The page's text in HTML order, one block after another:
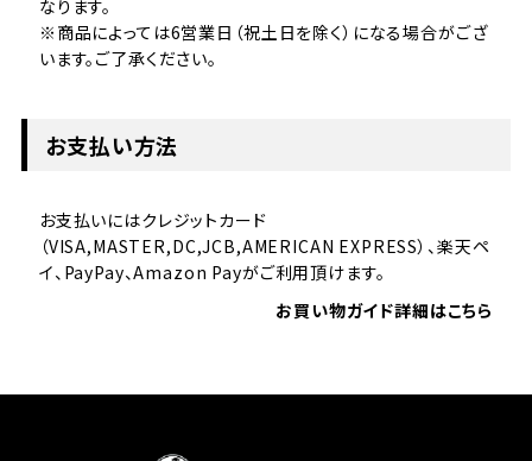
なります。
※商品によっては6営業日（祝土日を除く）になる場合がござ
います。ご了承ください。
お支払い方法
お支払いにはクレジットカード
（VISA,MASTER,DC,JCB,AMERICAN EXPRESS）、楽天ペ
イ、PayPay、Amazon Payがご利用頂けます。
お買い物ガイド詳細はこちら